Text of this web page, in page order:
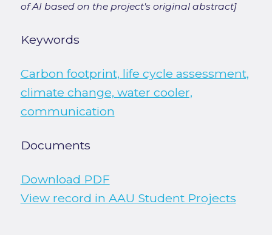
of AI based on the project's original abstract]
Keywords
Carbon footprint, life cycle assessment,
climate change, water cooler,
communication
Documents
Download PDF
View record in AAU Student Projects